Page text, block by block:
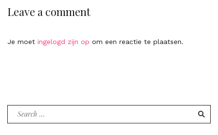
Leave a comment
Je moet ingelogd zijn op om een reactie te plaatsen.
Search